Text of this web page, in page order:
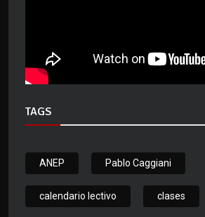
TAGS
ANEP Pablo Caggiani
calendario lectivo clases